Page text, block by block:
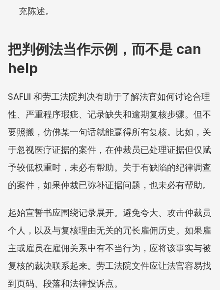
充陈述。
把判例法当作示例，而不是 can
help
SAFLII 和劳工法院判决有助于了解法官如何讨论合理
性、严重程序瑕疵、记录缺失和逾期复核步骤。但不
要照搬，仿佛某一句话就能赢得所有复核。比如，关
于忽视医疗证据的案件，在仲裁员已处理证据但仅赋
予较低权重时，未必有帮助。关于有缺陷的纪律调查
的案件，如果仲裁已弥补证据问题，也未必有帮助。
起始宣誓书应围绕记录展开。避免夸大、攻击仲裁员
个人，以及与复核理由无关的冗长雇佣历史。如果雇
主或雇员在雇佣关系中有不当行为，应将该事实与被
复核的裁决联系起来。劳工法院文件应让法官容易找
到页码、段落和法律投诉点。